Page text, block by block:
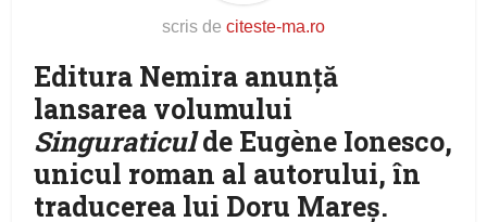
scris de citeste-ma.ro
Editura Nemira anunță
lansarea volumului
Singuraticulde Eugène Ionesco,
unicul roman al autorului, în
traducerea lui Doru Mareș.